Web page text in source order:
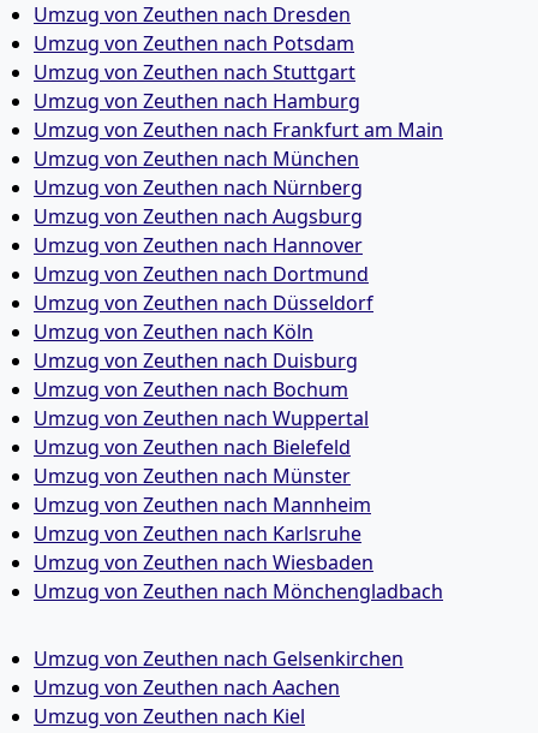
Umzug von Zeuthen nach Dresden
Umzug von Zeuthen nach Potsdam
Umzug von Zeuthen nach Stuttgart
Umzug von Zeuthen nach Hamburg
Umzug von Zeuthen nach Frankfurt am Main
Umzug von Zeuthen nach München
Umzug von Zeuthen nach Nürnberg
Umzug von Zeuthen nach Augsburg
Umzug von Zeuthen nach Hannover
Umzug von Zeuthen nach Dortmund
Umzug von Zeuthen nach Düsseldorf
Umzug von Zeuthen nach Köln
Umzug von Zeuthen nach Duisburg
Umzug von Zeuthen nach Bochum
Umzug von Zeuthen nach Wuppertal
Umzug von Zeuthen nach Bielefeld
Umzug von Zeuthen nach Münster
Umzug von Zeuthen nach Mannheim
Umzug von Zeuthen nach Karlsruhe
Umzug von Zeuthen nach Wiesbaden
Umzug von Zeuthen nach Mönchen­gladbach
Umzug von Zeuthen nach Gelsenkirchen
Umzug von Zeuthen nach Aachen
Umzug von Zeuthen nach Kiel